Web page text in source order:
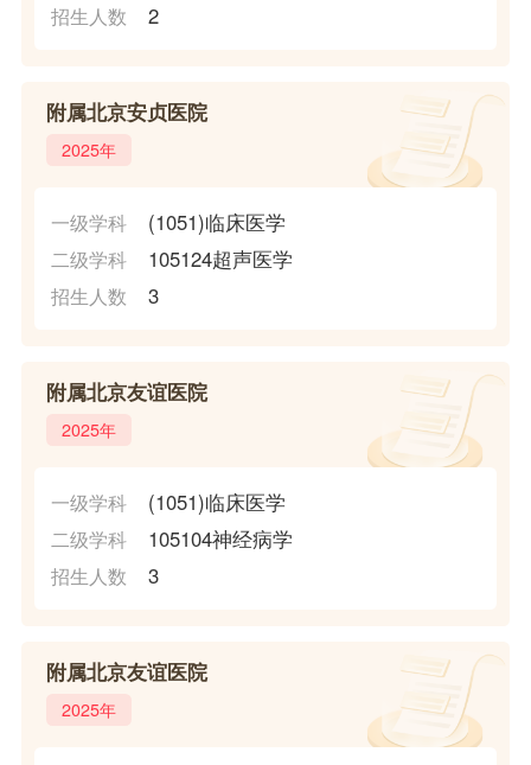
招生人数 2
附属北京安贞医院
2025年
一级学科 (1051)临床医学
二级学科 105124超声医学
招生人数 3
附属北京友谊医院
2025年
一级学科 (1051)临床医学
二级学科 105104神经病学
招生人数 3
附属北京友谊医院
2025年